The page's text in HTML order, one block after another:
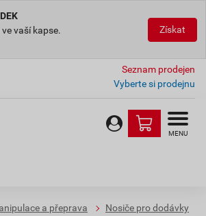
vaší kapse.
Získat
Seznam prodejen
Vyberte si prodejnu
MENU
a přeprava Nosiče pro dodávky